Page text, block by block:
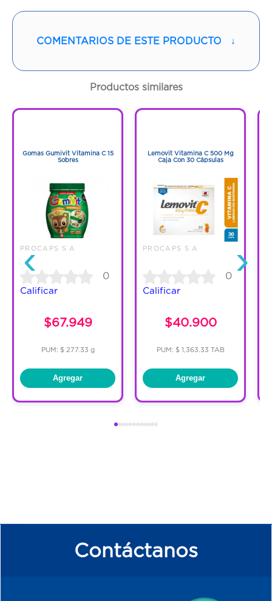
mandarina.
COMENTARIOS DE ESTE PRODUCTO ↓
Productos similares
‹
Gomas Gumivit Vitamina C 15
Sobres
PROCAPS S A
0
Calificar
$67.949
PUM: $ 277.33 g
Agregar
Lemovit Vitamina C 500 Mg
Caja Con 30 Cápsulas
PROCAPS S A
0
Calificar
$40.900
PUM: $ 1,363.33 TAB
Agregar
›
Contáctanos